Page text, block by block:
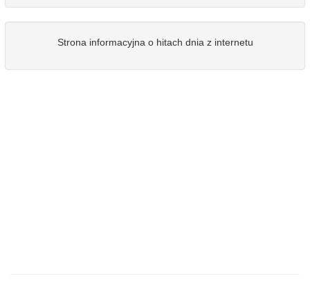
Strona informacyjna o hitach dnia z internetu